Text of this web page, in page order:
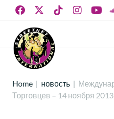
Home | новость |
Торговцев – 14 ноября 2013